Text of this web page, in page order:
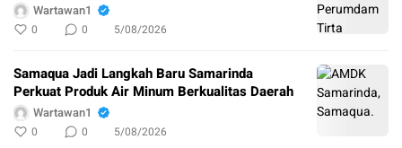
Wartawan1
0 0 5/08/2026
Samaqua Jadi Langkah Baru Samarinda
Perkuat Produk Air Minum Berkualitas Daerah
Wartawan1
0 0 5/08/2026